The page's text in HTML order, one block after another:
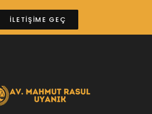
İLETİŞİME GEÇ